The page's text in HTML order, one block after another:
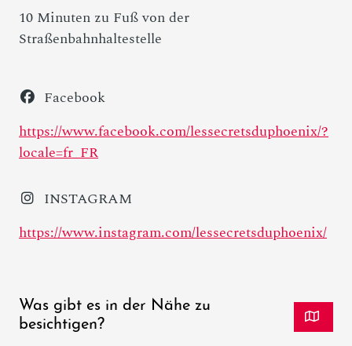
10 Minuten zu Fuß von der
Straßenbahnhaltestelle
Facebook
https://www.facebook.com/lessecretsduphoenix/?
locale=fr_FR
INSTAGRAM
https://www.instagram.com/lessecretsduphoenix/
Was gibt es in der Nähe zu
besichtigen?